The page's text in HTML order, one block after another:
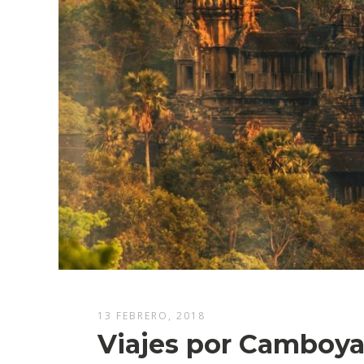
13 FEBRERO, 2018
Viajes por Camboya